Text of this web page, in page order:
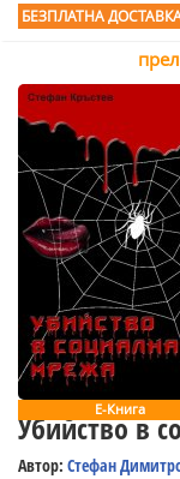
БЕЗПЛАТНА
Е-Книга
Убийство в
Автор: Стефан